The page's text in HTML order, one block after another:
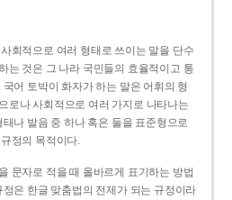
회적으로 여러 형태로 쓰이는 말을 단수
는 것은 그 나라 국민들의 효율적이고 통
어 토박이 화자가 하는 말은 어휘의 형
로나 사회적으로 여러 가지로 나타나는
나 발음 중 하나 혹은 둘을 표준형으로
정의 목적이다.
문자로 적을 때 올바르게 표기하는 방법
은 한글 맞춤법의 전제가 되는 규정이라